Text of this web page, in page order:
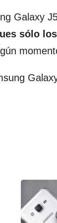
Galaxy
sólo